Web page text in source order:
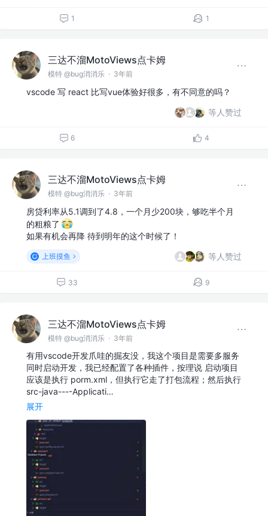
1 1
三达不溜MotoViews点卡姆
模特 @bug消消乐 · 3年前
vscode 写 react 比写vue体验好很多，有不同意的吗？
等人赞过
6 4
三达不溜MotoViews点卡姆
模特 @bug消消乐 · 3年前
房贷利率从5.1调到了4.8，一个月少200块，够吃半个月
的粗粮了
如果有机会再降 待到明年的这个时候了！
上班摸鱼 等人赞过
33 9
三达不溜MotoViews点卡姆
模特 @bug消消乐 · 3年前
有用vscode开发爪哇的掘友没，我这个项目是需要多服务
同时启动开发，我已经配置了各种插件，按理说 启动项目
应该是执行 porm.xml，但执行它走了打包流程；然后执行
src-java----Applicati…
展开